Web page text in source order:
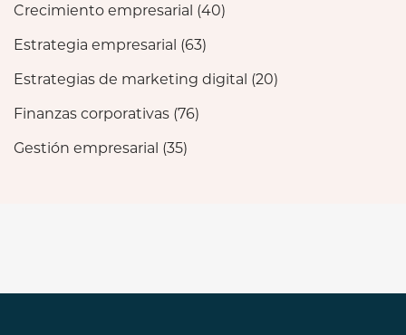
Crecimiento empresarial (40)
Estrategia empresarial (63)
Estrategias de marketing digital (20)
Finanzas corporativas (76)
Gestión empresarial (35)